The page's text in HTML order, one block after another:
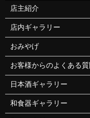
店主紹介
店内ギャラリー
おみやげ
お客様からのよくある質
日本酒ギャラリー
和食器ギャラリー